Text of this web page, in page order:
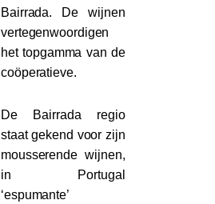
Bairrada. De wijnen
vertegenwoordigen
het topgamma van de
coöperatieve.
De Bairrada regio
staat gekend voor zijn
mousserende wijnen,
in Portugal
‘espumante’